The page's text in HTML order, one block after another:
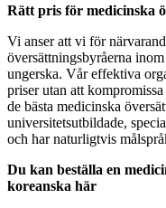
Rätt pris för medicinska
Vi anser att vi för
översättningsbyråerna
ungerska. Vår effektiva
priser utan att
de bästa medicinska
universitetsutbildade,
och har naturligtvis
Du kan beställa en
koreanska här